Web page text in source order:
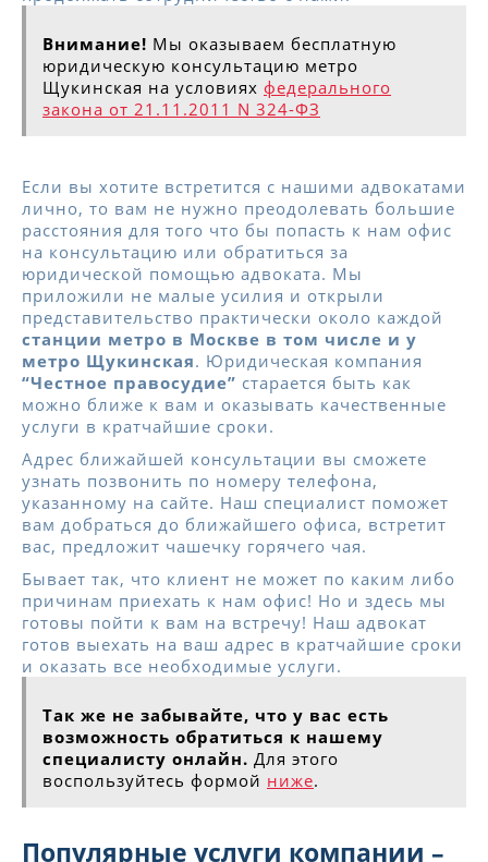
Внимание! Мы оказываем бесплатную
юридическую консультацию метро
Щукинская на условиях федерального
закона от 21.11.2011 N 324-ФЗ
Если вы хотите встретится с нашими адвокатами
лично, то вам не нужно преодолевать большие
расстояния для того что бы попасть к нам офис
на консультацию или обратиться за
юридической помощью адвоката. Мы
приложили не малые усилия и открыли
представительство практически около каждой
станции метро в Москве в том числе и у
метро Щукинская. Юридическая компания
“Честное правосудие” старается быть как
можно ближе к вам и оказывать качественные
услуги в кратчайшие сроки.
Адрес ближайшей консультации вы сможете
узнать позвонить по номеру телефона,
указанному на сайте. Наш специалист поможет
вам добраться до ближайшего офиса, встретит
вас, предложит чашечку горячего чая.
Бывает так, что клиент не может по каким либо
причинам приехать к нам офис! Но и здесь мы
готовы пойти к вам на встречу! Наш адвокат
готов выехать на ваш адрес в кратчайшие сроки
и оказать все необходимые услуги.
Так же не забывайте, что у вас есть
возможность обратиться к нашему
специалисту онлайн. Для этого
воспользуйтесь формой ниже.
Популярные услуги компании –